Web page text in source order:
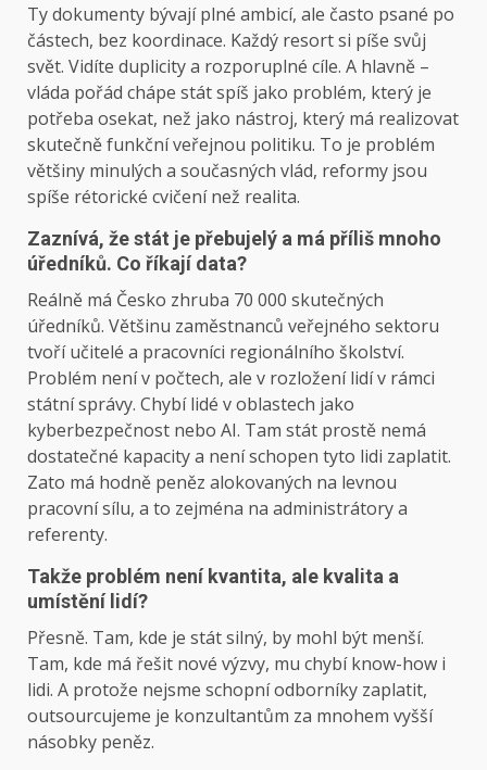
Ty dokumenty bývají plné ambicí, ale často psané po
částech, bez koordinace. Každý resort si píše svůj
svět. Vidíte duplicity a rozporuplné cíle. A hlavně –
vláda pořád chápe stát spíš jako problém, který je
potřeba osekat, než jako nástroj, který má realizovat
skutečně funkční veřejnou politiku. To je problém
většiny minulých a současných vlád, reformy jsou
spíše rétorické cvičení než realita.
Zaznívá, že stát je přebujelý a má příliš mnoho
úředníků. Co říkají data?
Reálně má Česko zhruba 70 000 skutečných
úředníků. Většinu zaměstnanců veřejného sektoru
tvoří učitelé a pracovníci regionálního školství.
Problém není v počtech, ale v rozložení lidí v rámci
státní správy. Chybí lidé v oblastech jako
kyberbezpečnost nebo AI. Tam stát prostě nemá
dostatečné kapacity a není schopen tyto lidi zaplatit.
Zato má hodně peněz alokovaných na levnou
pracovní sílu, a to zejména na administrátory a
referenty.
Takže problém není kvantita, ale kvalita a
umístění lidí?
Přesně. Tam, kde je stát silný, by mohl být menší.
Tam, kde má řešit nové výzvy, mu chybí know-how i
lidi. A protože nejsme schopní odborníky zaplatit,
outsourcujeme je konzultantům za mnohem vyšší
násobky peněz.